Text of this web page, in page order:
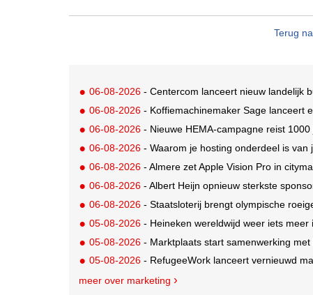
Terug
06-08-2026 - Centercom lanceert nieuw landelijk
06-08-2026 - Koffiemachinemaker Sage lanceert
06-08-2026 - Nieuwe HEMA-campagne reist
06-08-2026 - Waarom je hosting onderdeel is van
06-08-2026 - Almere zet Apple Vision Pro in
06-08-2026 - Albert Heijn opnieuw sterkste
06-08-2026 - Staatsloterij brengt olympische
05-08-2026 - Heineken wereldwijd weer iets meer
05-08-2026 - Marktplaats start samenwerking
05-08-2026 - RefugeeWork lanceert vernieuwd
meer over marketing